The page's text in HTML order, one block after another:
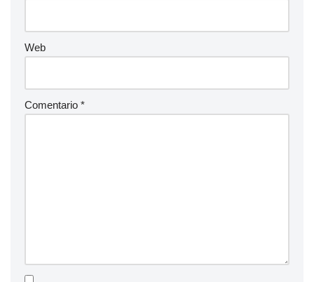
Web
Comentario *